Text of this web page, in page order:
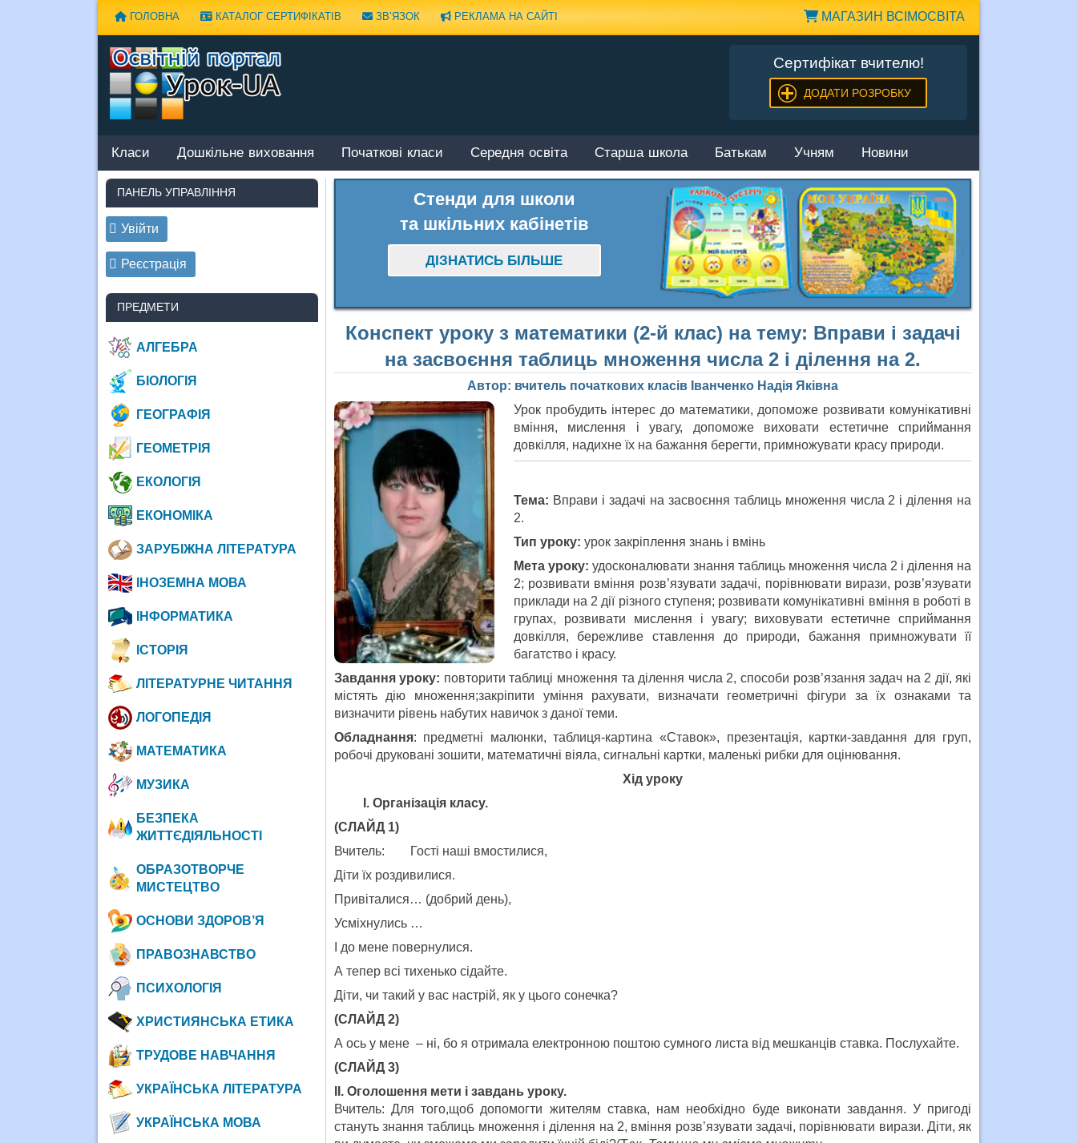
МАГАЗИН ВСІМОСВІТА
ГОЛОВНА КАТАЛОГ СЕРТИФІКАТІВ ЗВ’ЯЗОК РЕКЛАМА НА САЙТІ
Сертифікат вчителю!
ДОДАТИ РОЗРОБКУ
Класи Дошкільне виховання Початкові класи Середня освіта Старша школа Батькам Учням Новини
Стенди для школи
та шкільних кабінетів
ДІЗНАТИСЬ БІЛЬШЕ
Конспект уроку з математики (2-й клас) на тему: Вправи і задачі
на засвоєння таблиць множення числа 2 і ділення на 2.
Автор: вчитель початкових класів Іванченко Надія Яківна
Урок пробудить інтерес до математики, допоможе розвивати комунікативні
вміння, мислення і увагу, допоможе виховати естетичне сприймання
довкілля, надихне їх на бажання берегти, примножувати красу природи.
Тема: Вправи і задачі на засвоєння таблиць множення числа 2 і ділення на
2.
Тип уроку: урок закріплення знань і вмінь
Мета уроку: удосконалювати знання таблиць множення числа 2 і ділення на
2; розвивати вміння розв’язувати задачі, порівнювати вирази, розв’язувати
приклади на 2 дії різного ступеня; розвивати комунікативні вміння в роботі в
групах, розвивати мислення і увагу; виховувати естетичне сприймання
довкілля, бережливе ставлення до природи, бажання примножувати її
багатство і красу.
Завдання уроку: повторити таблиці множення та ділення числа 2, способи розв’язання задач на 2 дії, які
містять дію множення;закріпити уміння рахувати, визначати геометричні фігури за їх ознаками та
визначити рівень набутих навичок з даної теми.
Обладнання: предметні малюнки, таблиця-картина «Ставок», презентація, картки-завдання для груп,
робочі друковані зошити, математичні віяла, сигнальні картки, маленькі рибки для оцінювання.
Хід уроку
І. Організація класу.
(СЛАЙД 1)
Вчитель: Гості наші вмостилися,
Діти їх роздивилися.
Привіталися… (добрий день),
Усміхнулись …
І до мене повернулися.
А тепер всі тихенько сідайте.
Діти, чи такий у вас настрій, як у цього сонечка?
(СЛАЙД 2)
А ось у мене – ні, бо я отримала електронною поштою сумного листа від мешканців ставка. Послухайте.
(СЛАЙД 3)
ІІ. Оголошення мети і завдань уроку.
Вчитель: Для того,щоб допомогти жителям ставка, нам необхідно буде виконати завдання. У пригоді
стануть знання таблиць множення і ділення на 2, вміння розв’язувати задачі, порівнювати вирази. Діти, як
ПАНЕЛЬ УПРАВЛІННЯ
Увійти
Реєстрація
ПРЕДМЕТИ
АЛГЕБРА
БІОЛОГІЯ
ГЕОГРАФІЯ
ГЕОМЕТРІЯ
ЕКОЛОГІЯ
ЕКОНОМІКА
ЗАРУБІЖНА ЛІТЕРАТУРА
ІНОЗЕМНА МОВА
ІНФОРМАТИКА
ІСТОРІЯ
ЛІТЕРАТУРНЕ ЧИТАННЯ
ЛОГОПЕДІЯ
МАТЕМАТИКА
МУЗИКА
БЕЗПЕКА
ЖИТТЄДІЯЛЬНОСТІ
ОБРАЗОТВОРЧЕ
МИСТЕЦТВО
ОСНОВИ ЗДОРОВ’Я
ПРАВОЗНАВСТВО
ПСИХОЛОГІЯ
ХРИСТИЯНСЬКА ЕТИКА
ТРУДОВЕ НАВЧАННЯ
УКРАЇНСЬКА ЛІТЕРАТУРА
УКРАЇНСЬКА МОВА